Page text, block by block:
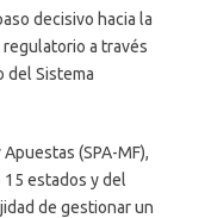
decisivo hacia la
a través
del Sistema
(SPA-MF),
estados y del
de gestionar un